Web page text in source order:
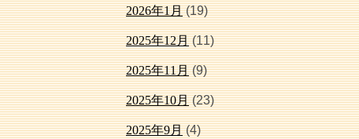
2026年1月(19)
2025年12月(11)
2025年11月(9)
2025年10月(23)
2025年9月(4)